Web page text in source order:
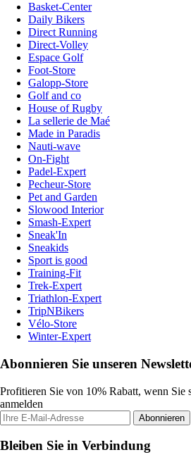
Basket-Center
Daily Bikers
Direct Running
Direct-Volley
Espace Golf
Foot-Store
Galopp-Store
Golf and co
House of Rugby
La sellerie de Maé
Made in Paradis
Nauti-wave
On-Fight
Padel-Expert
Pecheur-Store
Pet and Garden
Slowood Interior
Smash-Expert
Sneak'In
Sneakids
Sport is good
Training-Fit
Trek-Expert
Triathlon-Expert
TripNBikers
Vélo-Store
Winter-Expert
Abonnieren Sie unseren
Profitieren Sie von 10% Rabatt, wenn Sie
anmelden
Abonnieren
Bleiben Sie in Verbindung